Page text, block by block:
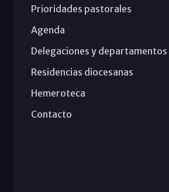
Prioridades pastorales
Agenda
Delegaciones y departamentos
Residencias diocesanas
Hemeroteca
Contacto